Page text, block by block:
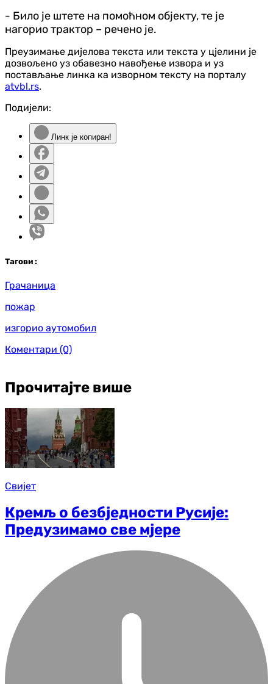
- Било је штете на помоћном објекту, те је
нагорио трактор – речено је.
Преузимање дијелова текста или текста у цјелини је
дозвољено уз обавезно навођење извора и уз
постављање линка ка изворном тексту на порталу
atvbl.rs.
Подијели:
Линк је копиран!
Тагови :
Грачаница
пожар
изгорио аутомобил
Коментари (0)
Прочитајте више
Свијет
Кремљ о безбједности Русије:
Предузимамо све мјере